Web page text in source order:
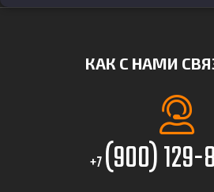
КАК С НАМИ
+7(900)